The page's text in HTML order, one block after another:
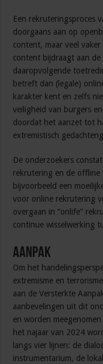
Een rekruteringsproces
doorgaans aan op
content, maar veel
content bijdraagt aan
daaropvolgende
betreft dan (legale)
karakter kent en zelfs
veiligheid van burgers
doordat het aanzet tot
extremistisch
De onderzoekers
rekrutering en de offline
bijvoorbeeld een
voor online rekrutering
overgaan in “onlife”
continue wisselwerking
Aanpak
Om het
extremisme en
aan de Versterkte
aanbevelingen uit dit
en worden
het najaar van 2024
langs vier lijnen: de
instrumentarium, de